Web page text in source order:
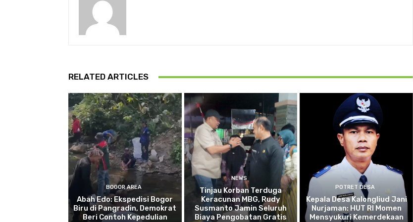
RELATED ARTICLES
BOGOR AREA
Abah Edo: Ekspedisi Bogor
Biru di Pangradin, Demokrat
Beri Contoh Kepedulian
NEWS
Tinjau Korban Terduga
Keracunan MBG, Rudy
Susmanto Jamin Seluruh
Biaya Pengobatan Gratis
POTRET DESA
Kepala Desa Kalongliud Jani
Nurjaman: HUT RI Momen
Mensyukuri Kemerdekaan